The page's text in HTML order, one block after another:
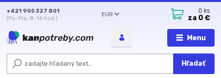
Menu
EUR
Hľadať
+421 905 327 801
(Po-Pia, 8-16 hod.)
0 ks
za 0 €